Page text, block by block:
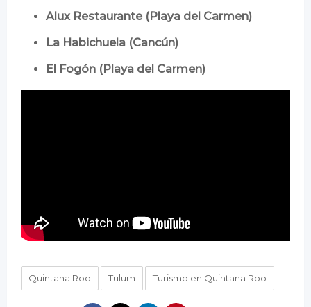
Alux Restaurante (Playa del Carmen)
La Habichuela (Cancún)
El Fogón (Playa del Carmen)
Quintana Roo Tulum Turismo en Quintana Roo